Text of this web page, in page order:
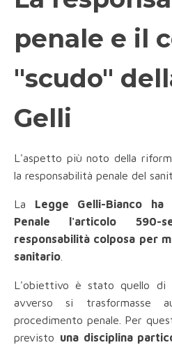
penale e il
"scudo"
Gelli
L'aspetto più noto della
la responsabilità penale del
La Legge Gelli-Bianco
Penale l'articolo 590-
responsabilità colposa per
sanitario
L'obiettivo è stato quello di
avverso si trasformasse
procedimento penale. Per
previsto una disciplina